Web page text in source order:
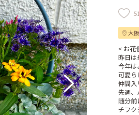
51
大
< お花
昨日は
今年は
可愛
仲間入
先週、
随分
チフ